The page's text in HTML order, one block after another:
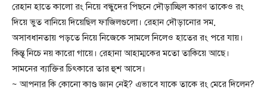
রেহান হাতে কালো রং নিয়ে বন্ধুদের পিছনে দৌড়াচ্ছিল কারণ তাকেও রং
দিয়ে ভুত বানিয়ে দিয়েছিল ফাজিলগুলো। রেহান দৌড়ানোর সম়
অসাবধানতায় পড়তে নিয়ে নিজেকে সামলে নিলেও হাতের রং পরে যায়।
কিন্তূ নিচে নয় কারো গায়ে। রেহানা আহাম্মকের মতো তাকিয়ে আছে।
সামনের ব্যাক্তির চিৎকারে তার হুশ আসে।
~ আপনার কি কোনো কাণ্ড জ্ঞান নেই? এভাবে যাকে তাকে রং মেরে দিলেন?